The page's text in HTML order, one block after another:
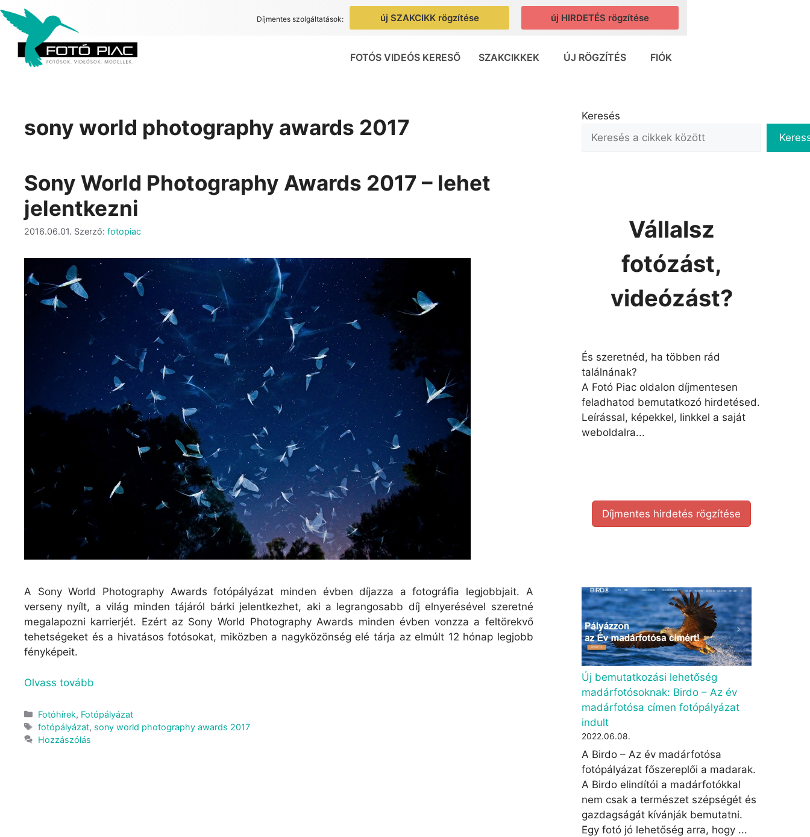
Díjmentes szolgáltatások: új SZAKCIKK rögzítése új HIRDETÉS rögzítése
FOTÓS VIDEÓS KERESŐ SZAKCIKKEK ÚJ RÖGZÍTÉS FIÓK
sony world photography awards 2017
Sony World Photography Awards 2017 – lehet
jelentkezni
2016.06.01. Szerző: fotopiac
A Sony World Photography Awards fotópályázat minden évben díjazza a fotográfia legjobbjait. A
verseny nyílt, a világ minden tájáról bárki jelentkezhet, aki a legrangosabb díj elnyerésével szeretné
megalapozni karrierjét. Ezért az Sony World Photography Awards minden évben vonzza a feltörekvő
tehetségeket és a hivatásos fotósokat, miközben a nagyközönség elé tárja az elmúlt 12 hónap legjobb
fényképeit.
Olvass tovább
Fotóhírek, Fotópályázat
fotópályázat, sony world photography awards 2017
Hozzászólás
Keresés
Vállalsz
fotózást,
videózást?
És szeretnéd, ha többen rád
találnának?
A Fotó Piac oldalon díjmentesen
feladhatod bemutatkozó hirdetésed.
Leírással, képekkel, linkkel a saját
weboldalra...
Díjmentes hirdetés rögzítése
Új bemutatkozási lehetőség
madárfotósoknak: Birdo – Az év
madárfotósa címen fotópályázat
indult
2022.06.08.
A Birdo – Az év madárfotósa
fotópályázat főszereplői a madarak.
A Birdo elindítói a madárfotókkal
nem csak a természet szépségét és
gazdagságát kívánják bemutatni.
Egy fotó jó lehetőség arra, hogy ...